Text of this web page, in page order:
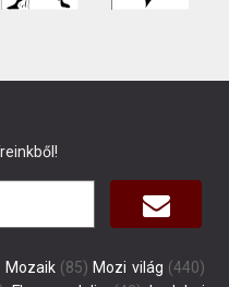
Mozaik (85) Mozi világ (440)